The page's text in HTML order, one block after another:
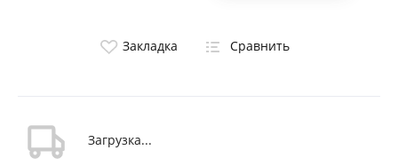
Закладка Сравнить
Загрузка...